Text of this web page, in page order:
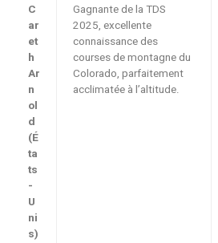
C
ar
et
h
Ar
n
ol
d
(É
ta
ts
-
U
ni
s)
Gagnante de la TDS
2025, excellente
connaissance des
courses de montagne du
Colorado, parfaitement
acclimatée à l’altitude.